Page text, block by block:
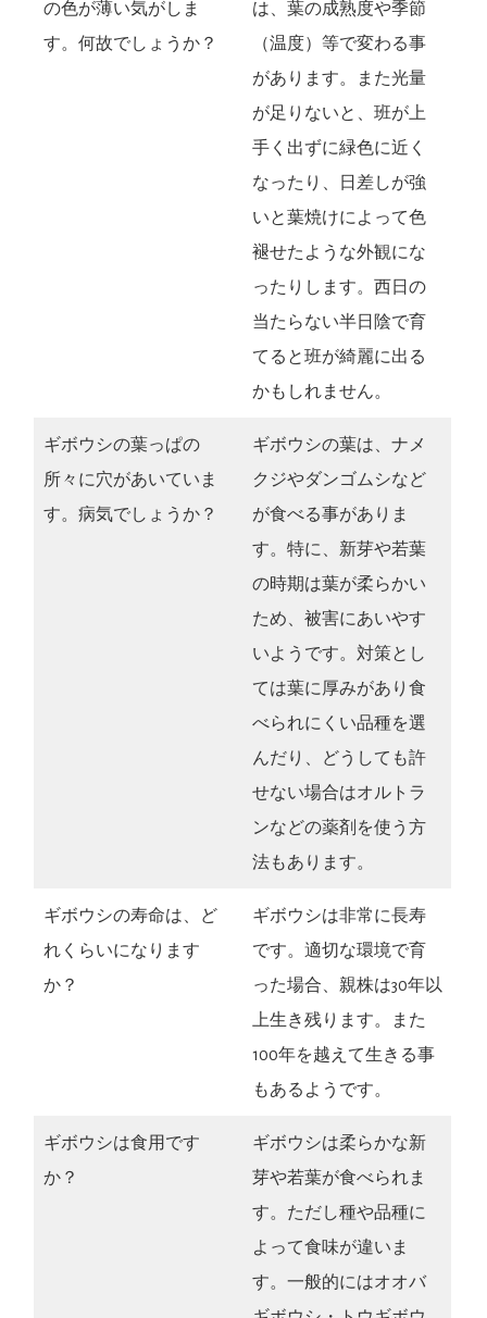
の色が薄い気がしま
す。何故でしょうか？
は、葉の成熟度や季節
（温度）等で変わる事
があります。また光量
が足りないと、班が上
手く出ずに緑色に近く
なったり、日差しが強
いと葉焼けによって色
褪せたような外観にな
ったりします。西日の
当たらない半日陰で育
てると班が綺麗に出る
かもしれません。
ギボウシの葉っぱの
所々に穴があいていま
す。病気でしょうか？
ギボウシの葉は、ナメ
クジやダンゴムシなど
が食べる事がありま
す。特に、新芽や若葉
の時期は葉が柔らかい
ため、被害にあいやす
いようです。対策とし
ては葉に厚みがあり食
べられにくい品種を選
んだり、どうしても許
せない場合はオルトラ
ンなどの薬剤を使う方
法もあります。
ギボウシの寿命は、ど
れくらいになります
か？
ギボウシは非常に長寿
です。適切な環境で育
った場合、親株は30年以
上生き残ります。また
100年を越えて生きる事
もあるようです。
ギボウシは食用です
か？
ギボウシは柔らかな新
芽や若葉が食べられま
す。ただし種や品種に
よって食味が違いま
す。一般的にはオオバ